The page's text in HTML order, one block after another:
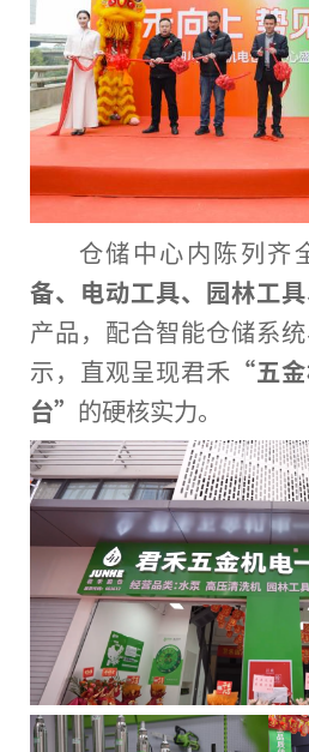
仓储中心内陈列齐
备、电动工具、园林工
产品，配合智能仓储系
示，直观呈现君禾 “五
台” 的硬核实力。